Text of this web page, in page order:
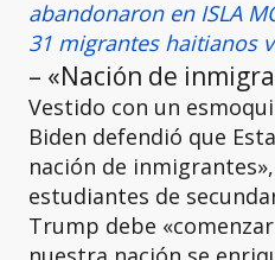
abandonaron en ISLA
31 migrantes haitianos
– «Nación de
Vestido con un
Biden defendió que
nación de
estudiantes de
Trump debe